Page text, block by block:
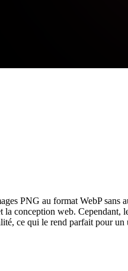
PNG au format WebP
conception web.
ce qui le rend parfait pour